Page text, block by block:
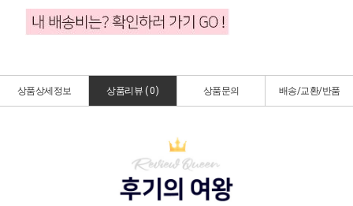
상품상세정보 상품리뷰 (0) 상품문의 배송/교환/반품